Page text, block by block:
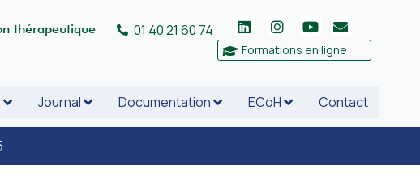
thérapeutique 01 40 21 60 74
Formations en ligne
Journal Documentation ECoH Contact